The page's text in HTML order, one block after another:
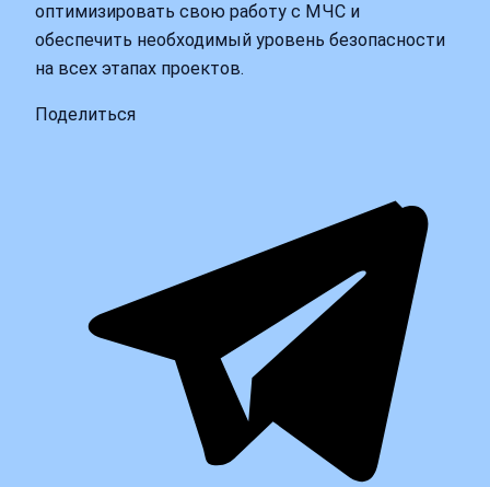
оптимизировать свою работу с МЧС и
обеспечить необходимый уровень безопасности
на всех этапах проектов.
Поделиться